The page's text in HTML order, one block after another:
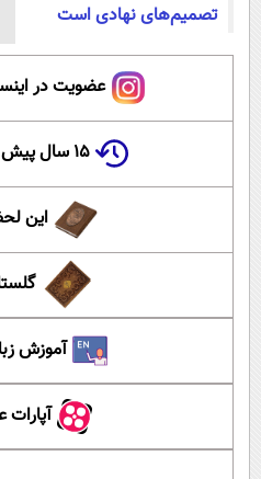
تصميم‌های نهادی است
عضویت در
۱۵ سال پیش در چنین روزی
این
آموزش
آپارات